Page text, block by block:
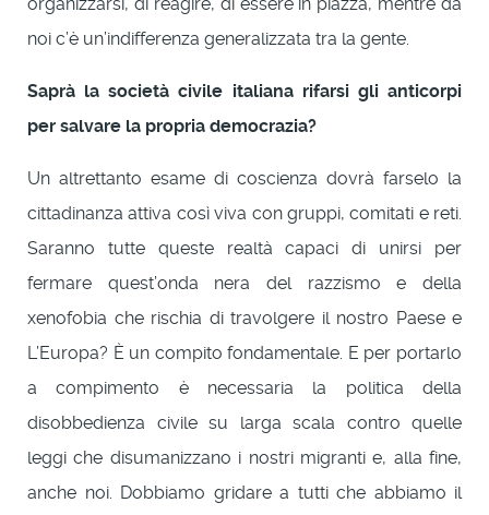
noi c’è un’indifferenza generalizzata tra la gente.
Saprà la società civile italiana rifarsi gli anticorpi
per salvare la propria democrazia?
Un altrettanto esame di coscienza dovrà farselo la
cittadinanza attiva così viva con gruppi, comitati e reti.
Saranno tutte queste realtà capaci di unirsi per
fermare quest’onda nera del razzismo e della
xenofobia che rischia di travolgere il nostro Paese e
L’Europa? È un compito fondamentale. E per portarlo
a compimento è necessaria la politica della
disobbedienza civile su larga scala contro quelle
leggi che disumanizzano i nostri migranti e, alla fine,
anche noi. Dobbiamo gridare a tutti che abbiamo il